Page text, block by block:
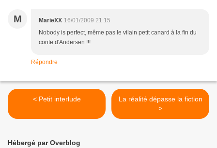
M MarieXX 16/01/2009 21:15
Nobody is perfect, même pas le vilain petit canard à la fin du
conte d'Andersen !!!
Répondre
< Petit interlude
La réalité dépasse la fiction
>
Hébergé par Overblog